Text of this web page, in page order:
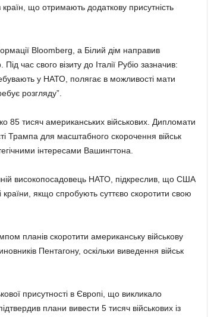
що отримають додаткову присутність
Bloomberg, а Білий дім направив
час свого візиту до Італії Рубіо зазначив:
у НАТО, полягає в можливості мати
розгляду”.
85 тисяч американських військових. Дипломати
для масштабного скорочення військ
інтересами Вашингтона.
високопосадовець НАТО, підкреслив, що США
якщо спробують суттєво скоротити свою
планів скоротити американську військову
Пентагону, оскільки виведення військ
присутності в Європі, що викликало
плани вивести 5 тисяч військових із